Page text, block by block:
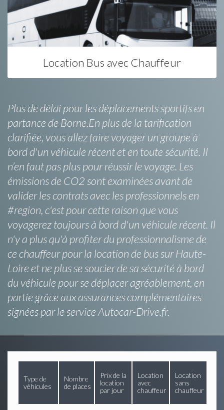
Location Bus avec Chauffeur
Plus de délai pour les déplacements sportifs en
partance de Borne.En plus de la tarification
clarifiée, vous allez faire voyager un groupe à
bord d'un véhicule récent et en toute sécurité. Il
n’en faut pas plus pour réussir le voyage. Les
émissions de CO2 sont examinées avant de
valider les contrats avec les professionnels en
#region, c'est pour cette raison que vous
voyagerez toujours à bord d'un véhicule récent. Il
n'y a plus qu'à profiter du professionnalisme de
ce chauffeur pour la location de bus sur Haute-
Loire et ne plus se soucier de sa sécurité à bord
du véhicule pour se déplacer agréablement, en
partie grâce aux assurances complémentaires
signées par le service Autocar-Drive.fr.
Type de
véhicules
Nombre
de places
Prix de la
location
par jour
Location
avec
chauffeur
Location
sans
chauffeur